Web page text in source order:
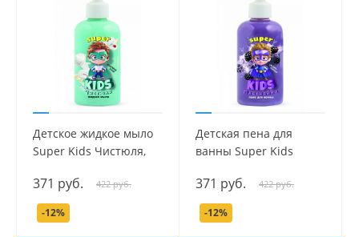
Детское жидкое мыло
Super Kids Чистюля,
371 руб. 422 руб.
-12%
Детская пена для
ванны Super Kids
371 руб. 422 руб.
-12%